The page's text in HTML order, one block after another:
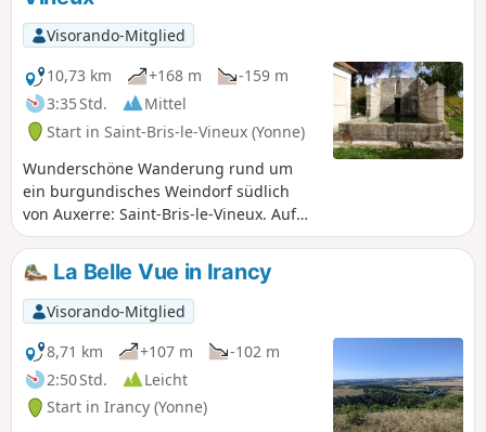
Saint-Cot verzaubern. Verpassen Sie
unterwegs nicht den
außergewöhnlichen Ausblick vom
Orientierungstisch im Wald „Douzein“.
Visorando-Mitglied
10,73 km
+168 m
-159 m
3:35 Std.
Mittel
Start in Saint-Bris-le-Vineux (Yonne)
Wunderschöne Wanderung rund um
ein burgundisches Weindorf südlich
von Auxerre: Saint-Bris-le-Vineux. Auf
einer 10,8 km langen Rundwanderung
entdecken Sie acht Brunnen inmitten
der Weinberge. Im Dorf können Sie die
Kirche aus dem 13. Jahrhundert mit
ihrem Jessé-Baum, das Schloss aus dem
17. Jahrhundert mit seinem
Renaissance-Tor sowie wunderschöne
Gewölbekeller bewundern.
La Belle Vue in Irancy
Visorando-Mitglied
8,71 km
+107 m
-102 m
2:50 Std.
Leicht
Start in Irancy (Yonne)